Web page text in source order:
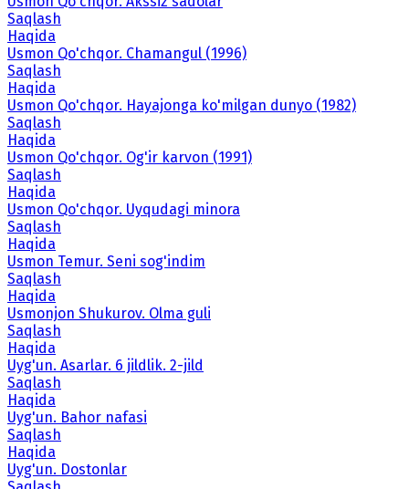
Saqlash
Haqida
Usmon Qo'chqor. Chamangul (1996)
Saqlash
Haqida
Usmon Qo'chqor. Hayajonga ko'milgan dunyo (1982)
Saqlash
Haqida
Usmon Qo'chqor. Og'ir karvon (1991)
Saqlash
Haqida
Usmon Qo'chqor. Uyqudagi minora
Saqlash
Haqida
Usmon Temur. Seni sog'indim
Saqlash
Haqida
Usmonjon Shukurov. Olma guli
Saqlash
Haqida
Uyg'un. Asarlar. 6 jildlik. 2-jild
Saqlash
Haqida
Uyg'un. Bahor nafasi
Saqlash
Haqida
Uyg'un. Dostonlar